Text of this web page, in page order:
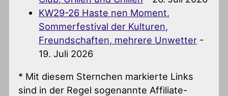
KW29-26 Haste nen Moment,
Sommerfestival der Kulturen,
Freundschaften, mehrere Unwetter -
19. Juli 2026
* Mit diesem Sternchen markierte Links
sind in der Regel sogenannte Affiliate-